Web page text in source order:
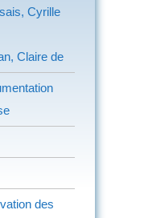
Cyrille
Claire de
des